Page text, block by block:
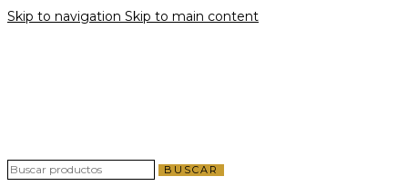
Skip to navigation Skip to main content
BUSCAR